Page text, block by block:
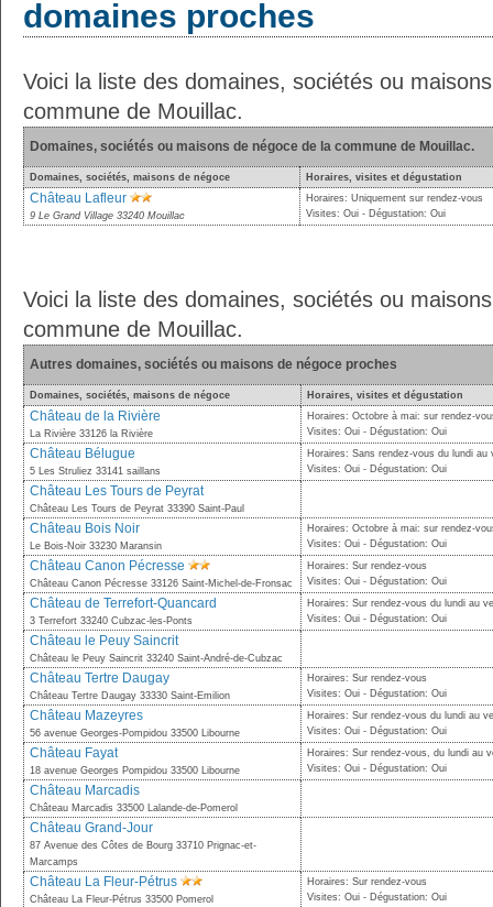
domaines proches
Voici la liste des domaines, sociétés ou
commune de Mouillac.
Domaines, sociétés ou maisons de négoce de la commune de Mouillac.
Domaines, sociétés, maisons de négoce Horaires, visites et dégustation
Château Lafleur
9 Le Grand Village 33240 Mouillac
Horaires: Uniquement sur rendez-vous
Visites: Oui - Dégustation: Oui
Voici la liste des domaines, sociétés ou
commune de Mouillac.
Autres domaines, sociétés ou maisons de négoce proches
Domaines, sociétés, maisons de négoce Horaires, visites et dégustation
Château de la Rivière
La Rivière 33126 la Rivière
Horaires: Octobre à mai: sur rendez-
Visites: Oui - Dégustation: Oui
Château Bélugue
5 Les Struliez 33141 saillans
Horaires: Sans rendez-vous du lundi
Visites: Oui - Dégustation: Oui
Château Les Tours de Peyrat
Château Les Tours de Peyrat 33390 Saint-Paul
Château Bois Noir
Le Bois-Noir 33230 Maransin
Horaires: Octobre à mai: sur rendez-
Visites: Oui - Dégustation: Oui
Château Canon Pécresse
Château Canon Pécresse 33126 Saint-Michel-de-Fronsac
Horaires: Sur rendez-vous
Visites: Oui - Dégustation: Oui
Château de Terrefort-Quancard
3 Terrefort 33240 Cubzac-les-Ponts
Horaires: Sur rendez-vous du lundi au
Visites: Oui - Dégustation: Oui
Château le Peuy Saincrit
Château le Peuy Saincrit 33240 Saint-André-de-Cubzac
Château Tertre Daugay
Château Tertre Daugay 33330 Saint-Emilion
Horaires: Sur rendez-vous
Visites: Oui - Dégustation: Oui
Château Mazeyres
56 avenue Georges-Pompidou 33500 Libourne
Horaires: Sur rendez-vous du lundi au
Visites: Oui - Dégustation: Oui
Château Fayat
18 avenue Georges Pompidou 33500 Libourne
Horaires: Sur rendez-vous, du lundi au
Visites: Oui - Dégustation: Oui
Château Marcadis
Château Marcadis 33500 Lalande-de-Pomerol
Château Grand-Jour
87 Avenue des Côtes de Bourg 33710 Prignac-et-
Marcamps
Château La Fleur-Pétrus
Château La Fleur-Pétrus 33500 Pomerol
Horaires: Sur rendez-vous
Visites: Oui - Dégustation: Oui